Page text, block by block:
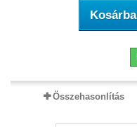
Kosárba
Összehasonlítás